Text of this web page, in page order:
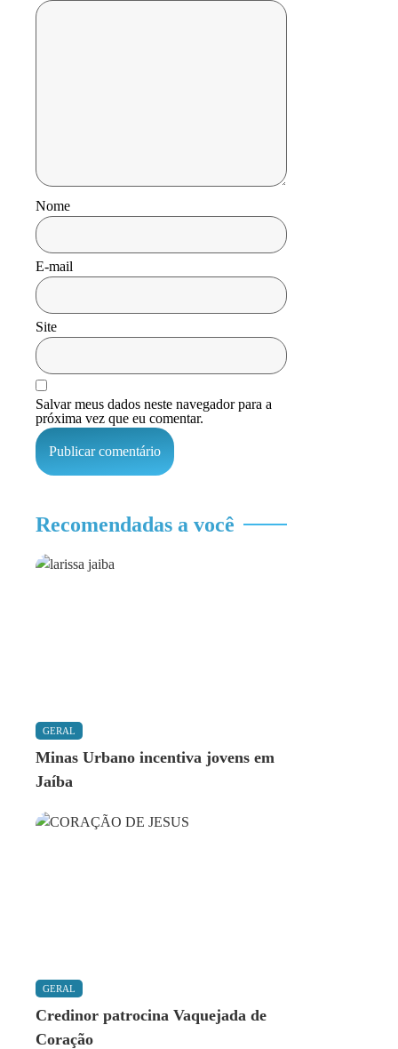
Nome
E-mail
Site
Salvar meus dados neste navegador para a
próxima vez que eu comentar.
Recomendadas a você
GERAL
Minas Urbano incentiva jovens em
Jaíba
GERAL
Credinor patrocina Vaquejada de
Coração